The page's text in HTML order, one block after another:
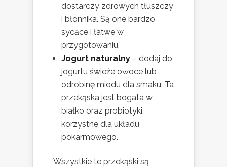
dostarczy zdrowych tłuszczy
i błonnika. Są one bardzo
sycące i łatwe w
przygotowaniu.
Jogurt naturalny – dodaj do
jogurtu świeże owoce lub
odrobinę miodu dla smaku. Ta
przekąska jest bogata w
białko oraz probiotyki,
korzystne dla układu
pokarmowego.
Wszystkie te przekąski są